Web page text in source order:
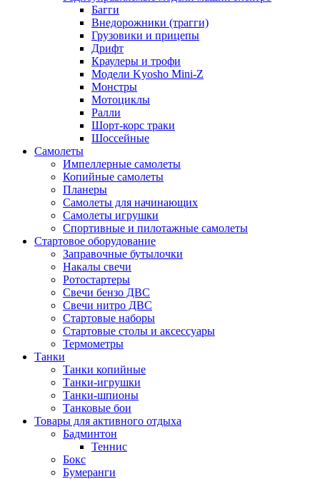
Багги
Внедорожники (трагги)
Грузовики и прицепы
Дрифт
Краулеры и трофи
Модели Kyosho Mini-Z
Монстры
Мотоциклы
Ралли
Шорт-корс траки
Шоссейные
Самолеты
Импеллерные самолеты
Копийные самолеты
Планеры
Самолеты для начинающих
Самолеты игрушки
Спортивные и пилотажные самолеты
Стартовое оборудование
Заправочные бутылочки
Накалы свечи
Ротостартеры
Свечи бензо ДВС
Свечи нитро ДВС
Стартовые наборы
Стартовые столы и аксессуары
Термометры
Танки
Танки копийные
Танки-игрушки
Танки-шпионы
Танковые бои
Товары для активного отдыха
Бадминтон
Теннис
Бокс
Бумеранги